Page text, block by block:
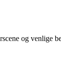
og venlige